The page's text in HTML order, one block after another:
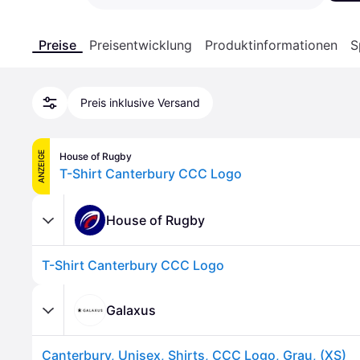
Preise Preisentwicklung Produktinformationen
Preis inklusive Versand
ANZEIGE House of Rugby
T-Shirt Canterbury CCC Logo
House of Rugby
T-Shirt Canterbury CCC Logo
Galaxus
Canterbury, Unisex, Shirts, CCC Logo, Grau, (XS)